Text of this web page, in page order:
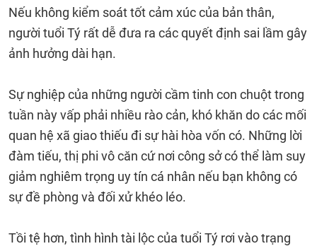
Nếu không kiểm soát tốt cảm xúc của bản thân,
người tuổi Tý rất dễ đưa ra các quyết định sai lầm gây
ảnh hưởng dài hạn.
Sự nghiệp của những người cầm tinh con chuột trong
tuần này vấp phải nhiều rào cản, khó khăn do các mối
quan hệ xã giao thiếu đi sự hài hòa vốn có. Những lời
đàm tiếu, thị phi vô căn cứ nơi công sở có thể làm suy
giảm nghiêm trọng uy tín cá nhân nếu bạn không có
sự đề phòng và đối xử khéo léo.
Tồi tệ hơn, tình hình tài lộc của tuổi Tý rơi vào trạng